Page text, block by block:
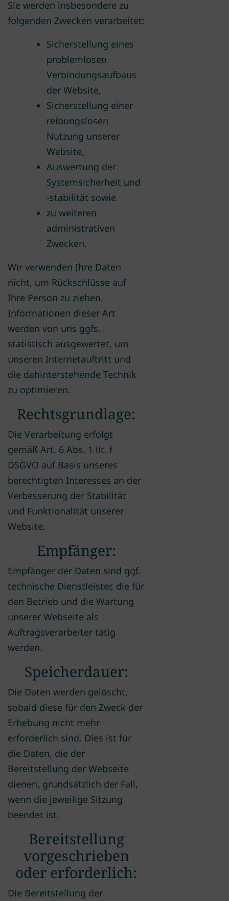
Sie werden insbesondere zu
folgenden Zwecken verarbeitet:
Sicherstellung eines
problemlosen
Verbindungsaufbaus
der Website,
Sicherstellung einer
reibungslosen
Nutzung unserer
Website,
Auswertung der
Systemsicherheit und
-stabilität sowie
zu weiteren
administrativen
Zwecken.
Wir verwenden Ihre Daten
nicht, um Rückschlüsse auf
Ihre Person zu ziehen.
Informationen dieser Art
werden von uns ggfs.
statistisch ausgewertet, um
unseren Internetauftritt und
die dahinterstehende Technik
zu optimieren.
Rechtsgrundlage:
Die Verarbeitung erfolgt
gemäß Art. 6 Abs. 1 lit. f
DSGVO auf Basis unseres
berechtigten Interesses an der
Verbesserung der Stabilität
und Funktionalität unserer
Website.
Empfänger:
Empfänger der Daten sind ggf.
technische Dienstleister, die für
den Betrieb und die Wartung
unserer Webseite als
Auftragsverarbeiter tätig
werden.
Speicherdauer:
Die Daten werden gelöscht,
sobald diese für den Zweck der
Erhebung nicht mehr
erforderlich sind. Dies ist für
die Daten, die der
Bereitstellung der Webseite
dienen, grundsätzlich der Fall,
wenn die jeweilige Sitzung
beendet ist.
Bereitstellung
vorgeschrieben
oder erforderlich:
Die Bereitstellung der